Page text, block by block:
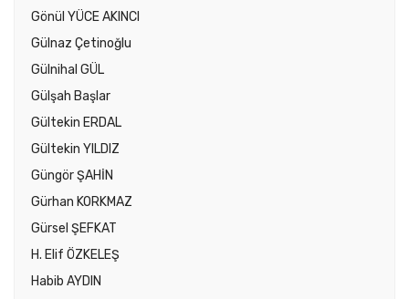
Gönül YÜCE AKINCI
Gülnaz Çetinoğlu
Gülnihal GÜL
Gülşah Başlar
Gültekin ERDAL
Gültekin YILDIZ
Güngör ŞAHİN
Gürhan KORKMAZ
Gürsel ŞEFKAT
H. Elif ÖZKELEŞ
Habib AYDIN